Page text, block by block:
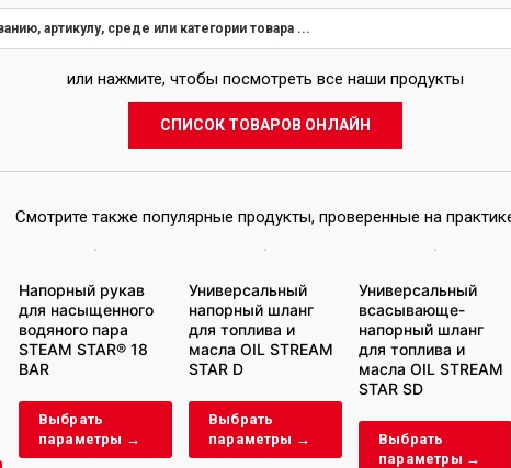
Вам требуется больший объем продукции или
Позвоните нам:+7 7212 90 93 95или напишите нам:
ОТПРАВИТЬ ЗАПРОС
ТОРГОВАЯ СЕТЬ
Смотреть
Связанные
или нажмите, чтобы посмотреть все наши продукты
СПИСОК ТОВАРОВ ОНЛАЙН
Смотрите также популярные продукты, проверенные на
Напорный рукав
для насыщенного
водяного пара
STEAM STAR® 18
BAR
Выбрать
параметры →
Универсальный
напорный шланг
для топлива и
масла OIL STREAM
STAR D
Выбрать
параметры →
Универсальный
всасывающе-
напорный шланг
для топлива и
масла OIL STREAM
STAR SD
Выбрать
параметры →